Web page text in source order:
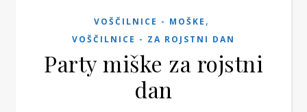
VOŠČILNICE - MOŠKE ,
VOŠČILNICE - ZA ROJSTNI DAN
Party miške za rojstni
dan